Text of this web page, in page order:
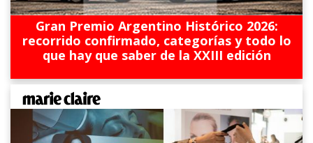
Gran Premio Argentino Histórico 2026:
recorrido confirmado, categorías y todo lo
que hay que saber de la XXIII edición